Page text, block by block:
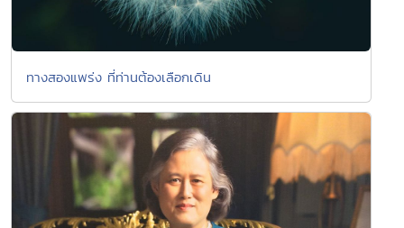
ทางสองแพร่ง ที่ท่านต้องเลือกเดิน